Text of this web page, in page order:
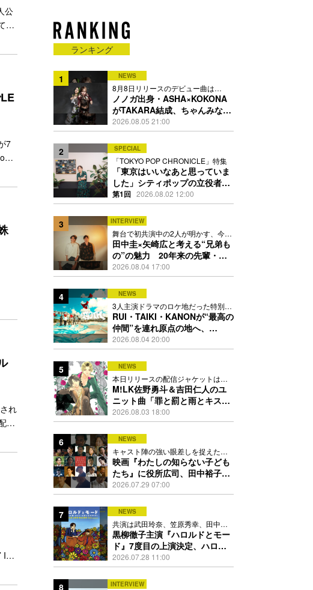
公
独
実
7
女
な
分
れ
信
素
た
IN
ランキング
1 NEWS
8月8日リリースのデビュー曲は
「Time is money」
ノノガ出身・ASHA×KOKONA
がTAKARA結成、ちゃんみな主
宰レーベル第2弾アーティスト
に
2026.08.05 21:00
2 SPECIAL
「TOKYO POP CHRONICLE」特集
「東京はいいなあと思っていま
した」シティポップの立役者・
伊藤銀次の名曲回想録
第1回 2026.08.02 12:00
3 INTERVIEW
舞台で初共演中の2人が明かす、今の
自分をつくる恩人の存在
田中圭×矢崎広と考える“兄弟も
の”の魅力 20年来の先輩・後
輩が初めて見つけた互いの共通
点とは
2026.08.04 17:00
4 NEWS
3人主演ドラマのロケ地だった特別な
場所で撮影を敢行
RUI・TAIKI・KANONが“最高の
仲間”を連れ原点の地へ、
STARGLOW「GOTH」ダンス
映像公開
2026.08.04 20:00
5 NEWS
本日リリースの配信ジャケットは
PEACH-PITが描き下ろし
M!LK佐野勇斗＆吉田仁人のユ
ニット曲「罪と罰と雨とキス」
MV公開、2人が霧雨と共に舞い
踊る
2026.08.03 18:00
6 NEWS
キャスト陣の強い眼差しを捉えたポ
スター、本予告も解禁
映画『わたしの知らない子ども
たち』に役所広司、田中裕子、
岡田准一、吉田羊、坂東龍汰ら
13人
2026.07.29 07:00
7 NEWS
共演は武田玲奈、笠原秀幸、田中要
次、井川遥
黒柳徹子主演『ハロルドとモー
ド』7度目の上演決定、ハロル
ド役はKEY TO LIT岩﨑大昇
2026.07.28 11:00
8 INTERVIEW